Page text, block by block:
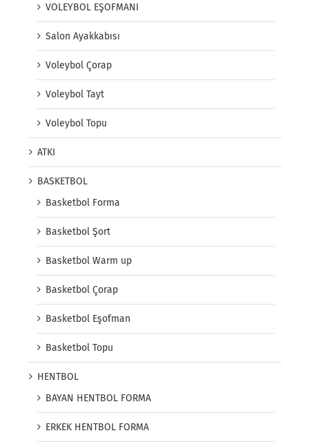
VOLEYBOL EŞOFMANI
Salon Ayakkabısı
Voleybol Çorap
Voleybol Tayt
Voleybol Topu
ATKI
BASKETBOL
Basketbol Forma
Basketbol Şort
Basketbol Warm up
Basketbol Çorap
Basketbol Eşofman
Basketbol Topu
HENTBOL
BAYAN HENTBOL FORMA
ERKEK HENTBOL FORMA